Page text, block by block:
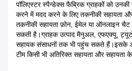
पॉलिएस्टर स्पैन्डेक्स फैब्रिक ग्राहकों को
करने में मदद करने के लिए तकनीकी सहायता
तकनीकी सहायता फ़ोन, ईमेल या ऑनलाइन चैट
सकती है।ग्राहक उत्पाद मैनुअल, एफएक्यू,
सहायक संसाधनों तक भी पहुंच सकते हैं।इसके
टीम किसी भी अतिरिक्त सहायता और सहायता